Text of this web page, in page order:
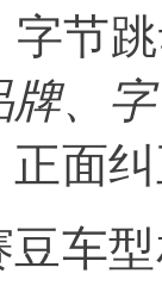
字节
、
面
车